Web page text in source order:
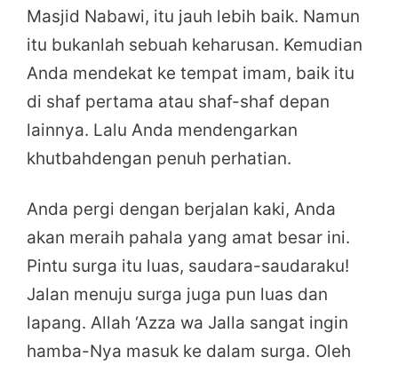
Masjid Nabawi, itu jauh lebih baik. Namun
itu bukanlah sebuah keharusan. Kemudian
Anda mendekat ke tempat imam, baik itu
di shaf pertama atau shaf-shaf depan
lainnya. Lalu Anda mendengarkan
khutbahdengan penuh perhatian.
Anda pergi dengan berjalan kaki, Anda
akan meraih pahala yang amat besar ini.
Pintu surga itu luas, saudara-saudaraku!
Jalan menuju surga juga pun luas dan
lapang. Allah ‘Azza wa Jalla sangat ingin
hamba-Nya masuk ke dalam surga. Oleh